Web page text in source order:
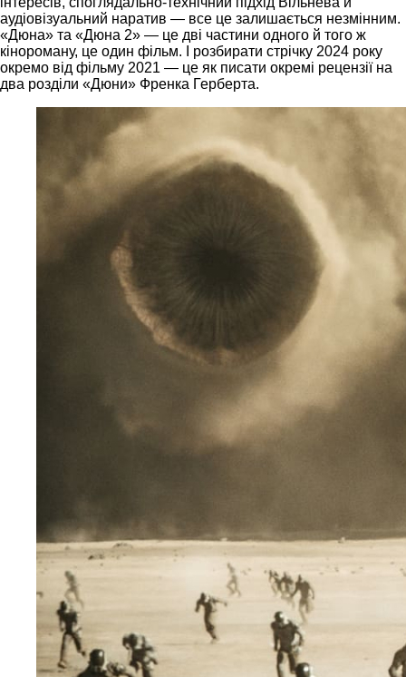
аудіовізуальний наратив — все це залишається незмінним.
«Дюна» та «Дюна 2» — це дві частини одного й того ж
кінороману, це один фільм. І розбирати стрічку 2024 року
окремо від фільму 2021 — це як писати окремі рецензії на
два розділи «Дюни» Френка Герберта.